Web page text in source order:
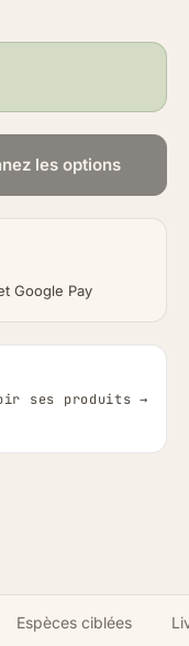
les options
Google Pay
ses produits →
Espèces ciblées